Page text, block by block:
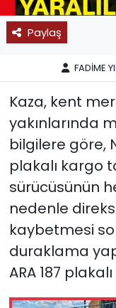
Paylaş
FADİME
Kaza, kent
yakınlarında
bilgilere göre,
plakalı kargo
sürücüsünün
nedenle
kaybetmesi
duraklama
ARA 187